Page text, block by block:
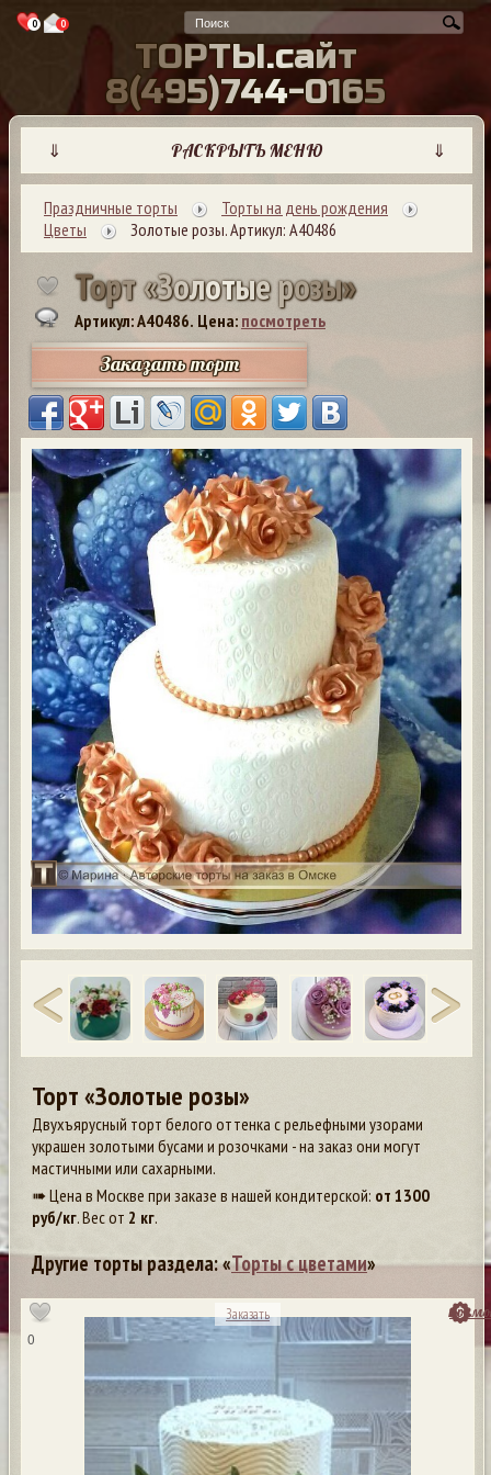
0 0
ТОРТЫ.сайт
8(495)744-0165
⇓ РАСКРЫТЬ МЕНЮ ⇓
Праздничные торты
Торты на день рождения
Цветы
Золотые розы. Артикул: А40486
Торт«Золотыерозы»
Артикул: A40486. Цена: посмотреть
Заказать торт
Торт «Золотые розы»
Двухъярусный торт белого оттенка с рельефными узорами
украшен золотыми бусами и розочками - на заказ они могут
мастичными или сахарными.
➠ Цена в Москве при заказе в нашей кондитерской: от 1300
руб/кг. Вес от 2 кг.
Другие торты раздела: «Торты с цветами»
0
Заказать